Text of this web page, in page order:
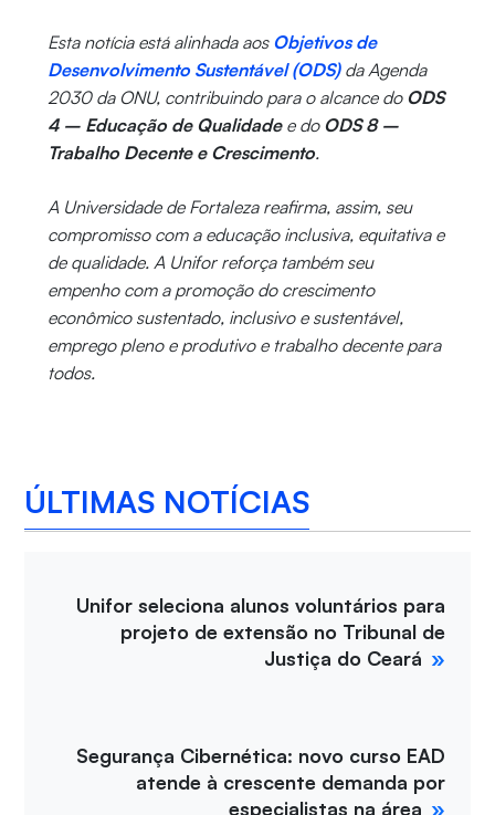
Esta notícia está alinhada aos Objetivos de
Desenvolvimento Sustentável (ODS)da Agenda
2030 da ONU, contribuindo para o alcance do ODS
4 – Educação de Qualidadee do ODS 8 –
Trabalho Decente e Crescimento.
A Universidade de Fortaleza reafirma, assim, seu
compromisso com a educação inclusiva, equitativa e
de qualidade. A Unifor reforça também seu
empenho com a promoção do crescimento
econômico sustentado, inclusivo e sustentável,
emprego pleno e produtivo e trabalho decente para
todos.
ÚLTIMAS NOTÍCIAS
Unifor seleciona alunos voluntários para
projeto de extensão no Tribunal de
Justiça do Ceará
Segurança Cibernética: novo curso EAD
atende à crescente demanda por
especialistas na área